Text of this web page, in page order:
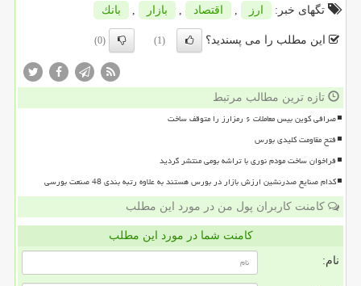
تگهای خبر:
ارز , اقتصاد , بازار , بانك
این مطلب را می پسندید؟ (1)
(0)
تازه ترین مطالب مرتبط
صرافی کوین بیس معاملات ۶ رمزارز را متوقف ساخت
فتح مقاومت کلیدی بورس
فراخوان ساخت مودم نوری با تراشه بومی منتشر گردید
کدام صنایع صدرنشین ارزش بازار در بورس هستند به علاوه رتبه بندی 48 صنعت بورسی
کامنت کاربران پول من در مورد این مطلب
کامنت شما در مورد این مطلب
نام: